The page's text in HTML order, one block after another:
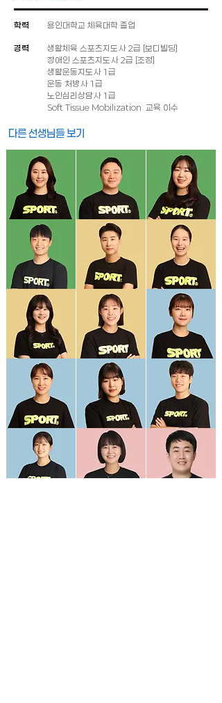
학력
​경력
​용인대학교 체육대학 졸업
생활체육 스포츠지도사 2급 [보디빌딩]
장애인 스포츠지도사 2급 [조정]
생활운동지도사 1급
운동 처방사 1급
​노인심리상담사 1급
Soft Tissue Mobilization 교육 이수
다른 선생님들 보기